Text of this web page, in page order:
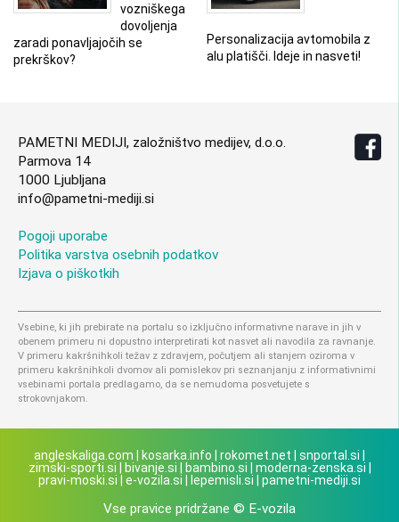
vozniškega
dovoljenja
zaradi ponavljajočih se
prekrškov?
Personalizacija avtomobila z
alu platišči. Ideje in nasveti!
PAMETNI MEDIJI, založništvo medijev, d.o.o.
Parmova 14
1000 Ljubljana
info@pametni-mediji.si
Pogoji uporabe
Politika varstva osebnih podatkov
Izjava o piškotkih
Vsebine, ki jih prebirate na portalu so izključno informativne narave in jih v
obenem primeru ni dopustno interpretirati kot nasvet ali navodila za ravnanje.
V primeru kakršnihkoli težav z zdravjem, počutjem ali stanjem oziroma v
primeru kakršnihkoli dvomov ali pomislekov pri seznanjanju z informativnimi
vsebinami portala predlagamo, da se nemudoma posvetujete s
strokovnjakom.
angleskaliga.com kosarka.info rokomet.net snportal.si
zimski-sporti.si
bivanje.si bambino.si moderna-zenska.si
pravi-moski.si
e-vozila.si lepemisli.si pametni-mediji.si
Vse pravice pridržane © E-vozila